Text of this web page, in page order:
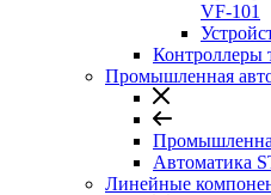
VF-101
Контроллеры
Промышленная
Автоматика
Линейные